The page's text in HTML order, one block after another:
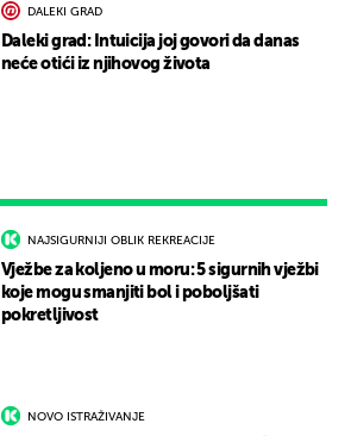
NAJSIGURNIJI OBLIK REKREACIJE
Vježbe za koljeno u moru: 5 sigurnih vježbi
koje mogu smanjiti bol i poboljšati
pokretljivost
NOVO ISTRAŽIVANJE
DALEKI GRAD
Daleki grad: Intuicija joj govori da danas
neće otići iz njihovog života